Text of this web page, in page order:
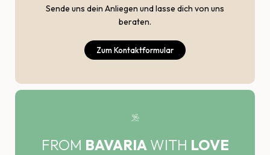
Sende uns dein Anliegen und lasse dich von uns
beraten.
Zum Kontaktformular
FROM BAVARIAWITH LOVE